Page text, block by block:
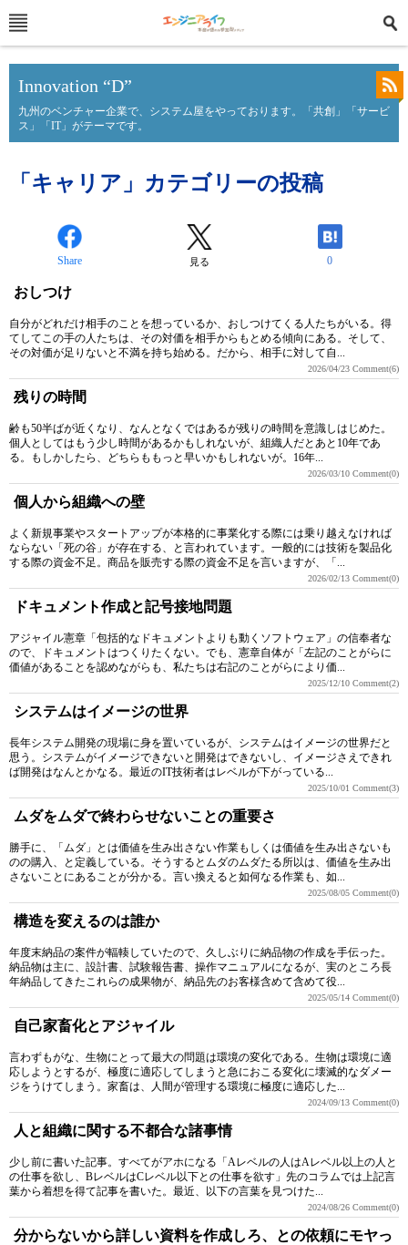
Innovation “D”
九州のベンチャー企業で、システム屋をやっております。「共創」「サービ
ス」「IT」がテーマです。
「キャリア」カテゴリーの投稿
Share 見る 0
おしつけ
自分がどれだけ相手のことを想っているか、おしつけてくる人たちがいる。得
てしてこの手の人たちは、その対価を相手からもとめる傾向にある。そして、
その対価が足りないと不満を持ち始める。だから、相手に対して自...
2026/04/23 Comment(6)
残りの時間
齢も50半ばが近くなり、なんとなくではあるが残りの時間を意識しはじめた。
個人としてはもう少し時間があるかもしれないが、組織人だとあと10年であ
る。もしかしたら、どちらももっと早いかもしれないが。16年...
2026/03/10 Comment(0)
個人から組織への壁
よく新規事業やスタートアップが本格的に事業化する際には乗り越えなければ
ならない「死の谷」が存在する、と言われています。一般的には技術を製品化
する際の資金不足。商品を販売する際の資金不足を言いますが、「...
2026/02/13 Comment(0)
ドキュメント作成と記号接地問題
アジャイル憲章「包括的なドキュメントよりも動くソフトウェア」の信奉者な
ので、ドキュメントはつくりたくない。でも、憲章自体が「左記のことがらに
価値があることを認めながらも、私たちは右記のことがらにより価...
2025/12/10 Comment(2)
システムはイメージの世界
長年システム開発の現場に身を置いているが、システムはイメージの世界だと
思う。システムがイメージできないと開発はできないし、イメージさえできれ
ば開発はなんとかなる。最近のIT技術者はレベルが下がっている...
2025/10/01 Comment(3)
ムダをムダで終わらせないことの重要さ
勝手に、「ムダ」とは価値を生み出さない作業もしくは価値を生み出さないも
のの購入、と定義している。そうするとムダのムダたる所以は、価値を生み出
さないことにあることが分かる。言い換えると如何なる作業も、如...
2025/08/05 Comment(0)
構造を変えるのは誰か
年度末納品の案件が輻輳していたので、久しぶりに納品物の作成を手伝った。
納品物は主に、設計書、試験報告書、操作マニュアルになるが、実のところ長
年納品してきたこれらの成果物が、納品先のお客様含めて含めて役...
2025/05/14 Comment(0)
自己家畜化とアジャイル
言わずもがな、生物にとって最大の問題は環境の変化である。生物は環境に適
応しようとするが、極度に適応してしまうと急におこる変化に壊滅的なダメー
ジをうけてしまう。家畜は、人間が管理する環境に極度に適応した...
2024/09/13 Comment(0)
人と組織に関する不都合な諸事情
少し前に書いた記事。すべてがアホになる「Aレベルの人はAレベル以上の人と
の仕事を欲し、BレベルはCレベル以下との仕事を欲す」先のコラムでは上記言
葉から着想を得て記事を書いた。最近、以下の言葉を見つけた...
2024/08/26 Comment(0)
分からないから詳しい資料を作成しろ、との依頼にモヤっ